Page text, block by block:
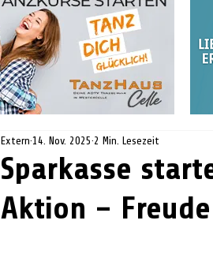
Sparkasse
Aktion –
Extern 14. Nov. 2025 2 Min. Lesezeit